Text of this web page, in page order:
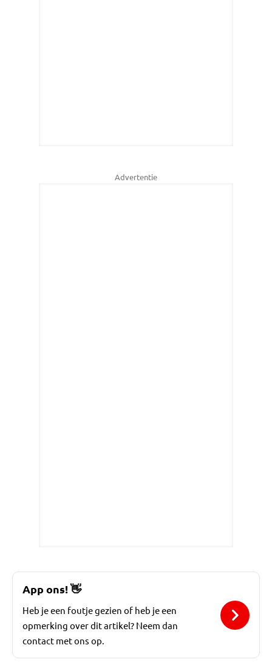
Advertentie
App ons!👋
Heb je een foutje gezien of heb je een
opmerking over dit artikel? Neem dan
contact met ons op.